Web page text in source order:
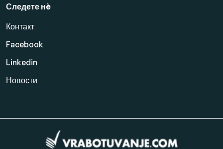
Следете нè
Контакт
Facebook
Linkedin
Новости